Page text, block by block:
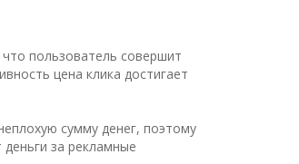
пользователь совершит
цена клика достигает
сумму денег, поэтому
за рекламные